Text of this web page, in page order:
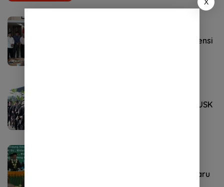
Bupati Aceh Besar Terima Audiensi
FJL dan Mahasiswa Kehutanan USK
USK Kukuhkan Lima Profesor Baru
X